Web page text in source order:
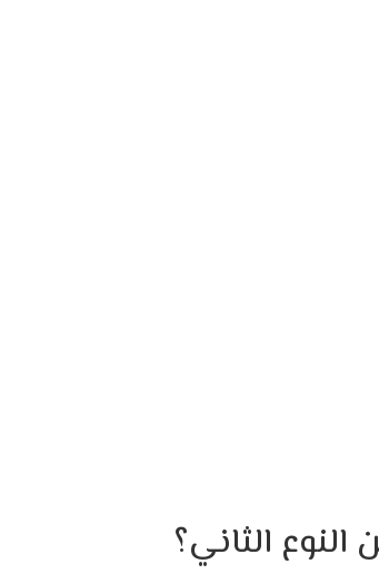
الثاني؟